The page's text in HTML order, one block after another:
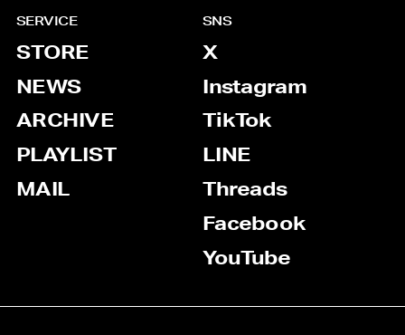
SERVICE
STORE
NEWS
ARCHIVE
PLAYLIST
MAIL
SNS
X
Instagram
TikTok
LINE
Threads
Facebook
YouTube